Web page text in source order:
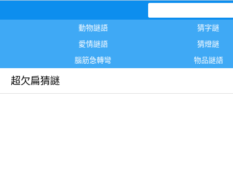
動物謎語
猜字謎
愛情謎語
猜燈謎
腦筋急轉彎 物品謎語
超欠扁猜謎